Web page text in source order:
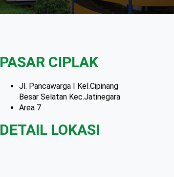
PASAR CIPLAK
Jl. Pancawarga I Kel.Cipinang
Besar Selatan Kec.Jatinegara
Area 7
DETAIL LOKASI